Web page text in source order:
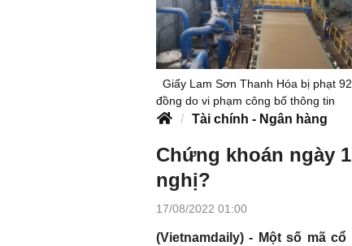
Giấy Lam Sơn Thanh Hóa bị phạt
đồng do vi phạm công bố thông tin
Tài chính - Ngân hàng
Chứng khoán ngày
nghị?
17/08/2022 01:00
(Vietnamdaily) - Một số mã